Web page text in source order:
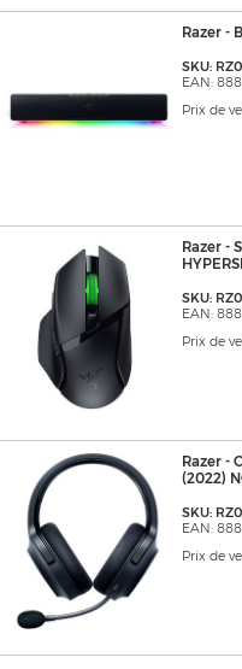
Razer -
SKU:
EAN:
Prix de
Razer -
SKU:
EAN:
Prix de
Razer -
(2022)
SKU:
EAN:
Prix de